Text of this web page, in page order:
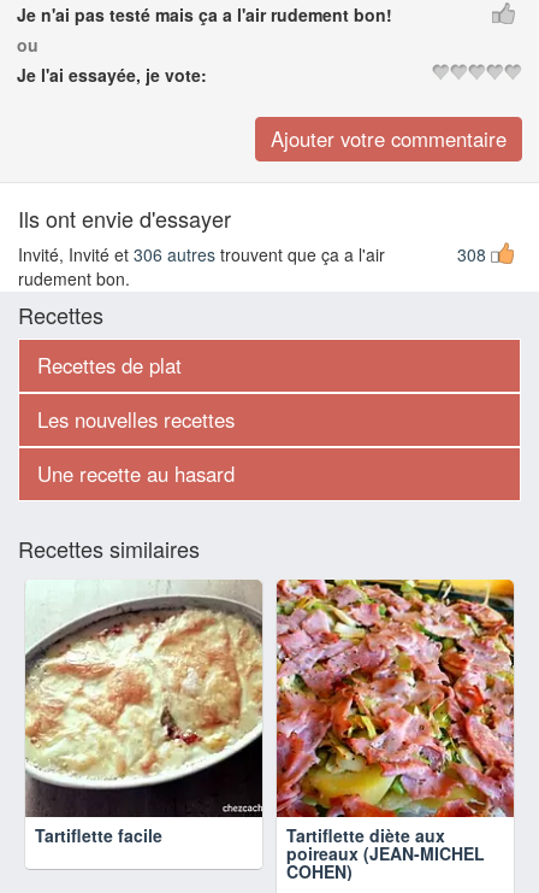
Je n'ai pas testé mais ça a l'air rudement bon!
ou
Je l'ai essayée, je vote:
Ils ont envie d'essayer
308
Invité, Invité et 306 autres trouvent que ça a l'air
rudement bon.
Recettes
Recettes de plat
Les nouvelles recettes
Une recette au hasard
Recettes similaires
Tartiflette facile Tartiflette diète aux
poireaux (JEAN-MICHEL
COHEN)